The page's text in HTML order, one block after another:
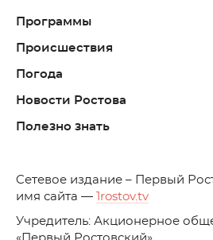
Программы
Происшествия
Погода
Новости Ростова
Полезно знать
Cетевое издание – Первый
имя сайта —
1rostov.tv
Учредитель: Акционерное